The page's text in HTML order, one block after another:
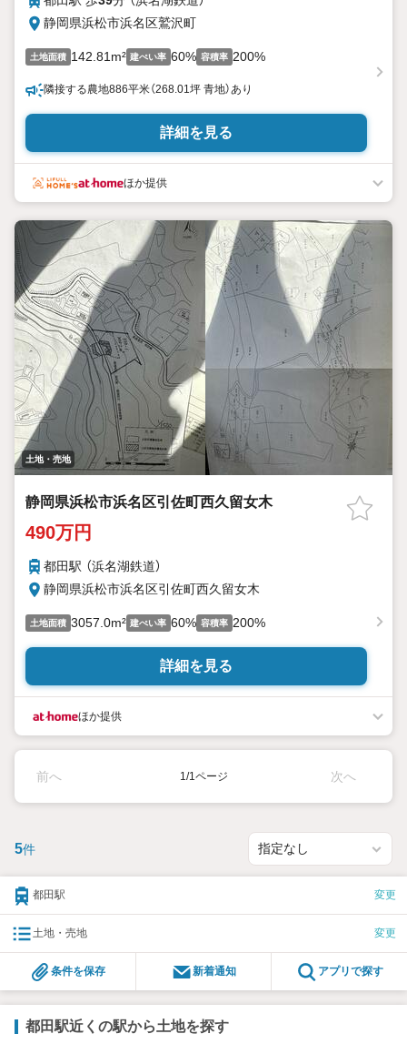
静岡県浜松市浜名区鷲沢町
土地面積 142.81m² 建ぺい率 60% 容積率 200%
隣接する農地886平米（268.01坪 青地）あり
詳細を見る
ほか提供
土地・売地
静岡県浜松市浜名区引佐町西久留女木
490万円
都田駅 （浜名湖鉄道）
静岡県浜松市浜名区引佐町西久留女木
土地面積 3057.0m² 建ぺい率 60% 容積率 200%
詳細を見る
ほか提供
前へ 1/1ページ 次へ
5件
都田駅 変更
土地・売地 変更
条件を保存 新着通知 アプリで探す
都田駅近くの駅から土地を探す